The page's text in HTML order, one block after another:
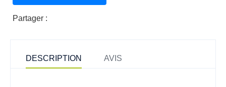
Partager :
DESCRIPTION AVIS